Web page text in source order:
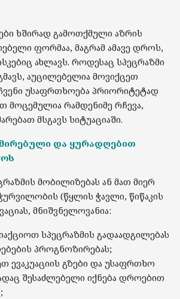
ხშირად გამოთქმული აზრის
ფორმაა, მაგრამ ამავე დროს,
ახლავს. როდესაც სპეცრაზმი
აუცილებელია მოვიქცეთ
უსაფრთხოება პრიორიტეტად
მოცემულია რამდენიმე რჩევა,
მსგავს სიტუაციაში.
და ყურადღებით
მობილიზებას ან მათ მიერ
(წყლის ჭავლი, წიწაკის
მნიშვნელოვანია:
სპეცრაზმის გადაადგილებას
პროგნოზირებას;
ევაკუაციის გზები და უსაფრთხო
შესაძლებელი იქნება დროებით